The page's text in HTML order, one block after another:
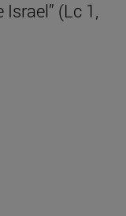
Israel” (Lc 1,